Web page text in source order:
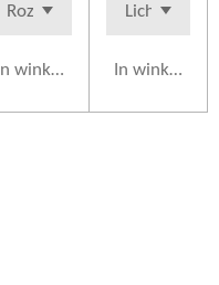
In winkelwagen In